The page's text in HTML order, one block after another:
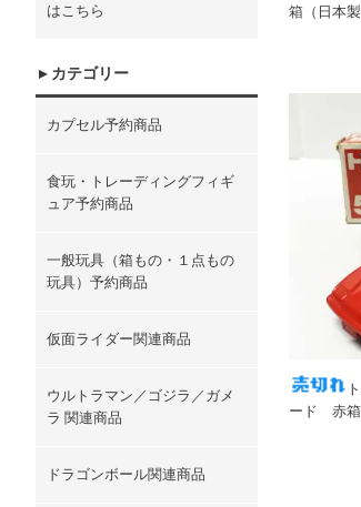
はこちら
カテゴリー
カプセル予約商品
食玩・トレーディングフィギ
ュア予約商品
一般玩具（箱もの・１点もの
玩具）予約商品
仮面ライダー関連商品
ウルトラマン／ゴジラ／ガメ
ラ 関連商品
ドラゴンボール関連商品
箱（日本製
ード 赤箱